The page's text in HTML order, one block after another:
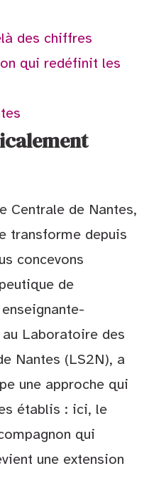
des chiffres
qui redéfinit les
Centrale de Nantes,
transforme depuis
concevons
de
Laboratoire des
Nantes (LS2N), a
une approche qui
établis : ici, le
qui
une extension